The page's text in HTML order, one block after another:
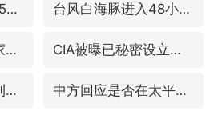
宇树科技发行价格150.80元/股 台风白海豚进入48小时警戒线
宇树科技王兴兴身家有望超200亿元 CIA被曝已秘密设立古巴工作组
佛得角门将亮相智利俱乐部主场 中方回应是否在太平洋海底开采稀土